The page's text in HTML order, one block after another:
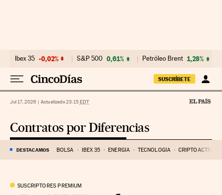
Ibex 35 -0,02% S&P 500 0,61% Petróleo Brent 1,28%
SUSCRÍBETE
Jul 17, 2026 | Actualizado 23:15EDT
Contratos por Diferencias
DESTACAMOS BOLSA IBEX 35 ENERGÍA TECNOLOGÍA CRIPTOACTIVOS
SUSCRIPTORES PREMIUM